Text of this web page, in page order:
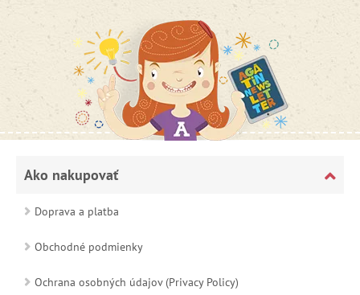
Ako nakupovať
Doprava a platba
Obchodné podmienky
Ochrana osobných údajov (Privacy Policy)